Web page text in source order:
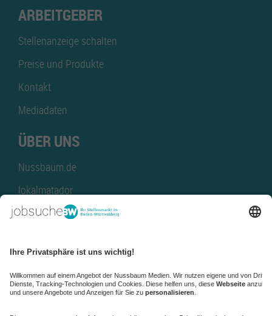
ARBEITGEBER
Stellenanzeige schalten
Preise und Produkte
Kontakt
Mediadaten
ÜBER UNS
Nussbaum.de
lokalmatador
kaufinBW
NussbaumID
Nussbaum Medien